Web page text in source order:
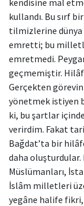
kendisine mal
kullandı. Bu sırf
tilmizlerine
emretti; bu
emretmedi.
geçmemiştir.
Gerçekten
yönetmek istiyen
ki, bu şartlar
verirdim. Fakat
Bağdat’ta bir
daha oluşturdular.
Müslümanları,
İslâm milletleri
yegâne halife